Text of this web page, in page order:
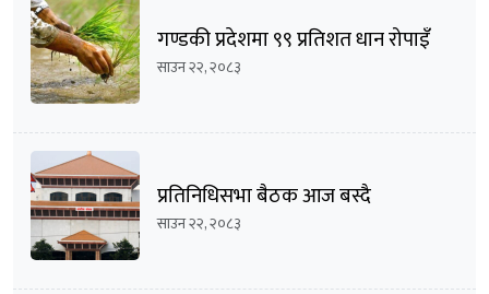
गण्डकी प्रदेशमा ९९ प्रतिशत धान रोपाइँ
साउन २२, २०८३
प्रतिनिधिसभा बैठक आज बस्दै
साउन २२, २०८३